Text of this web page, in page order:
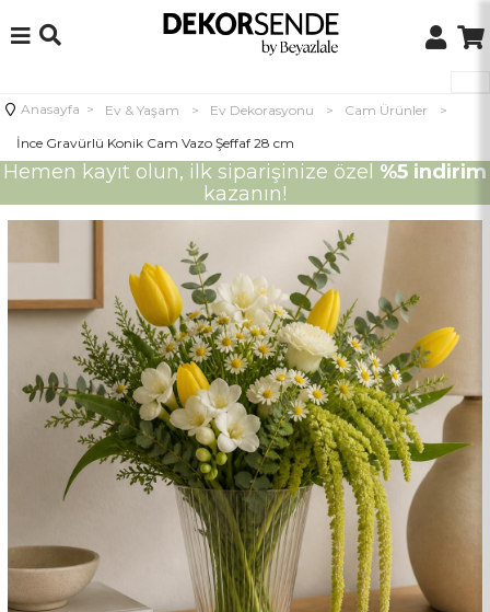
Anasayfa > Ev & Yaşam > Ev Dekorasyonu > Cam Ürünler
>
İnce Gravürlü Konik Cam Vazo Şeffaf 28 cm
Hemen kayıt olun, ilk siparişinize özel %5 indirim
kazanın!